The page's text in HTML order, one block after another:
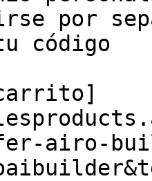
por
código
airo-